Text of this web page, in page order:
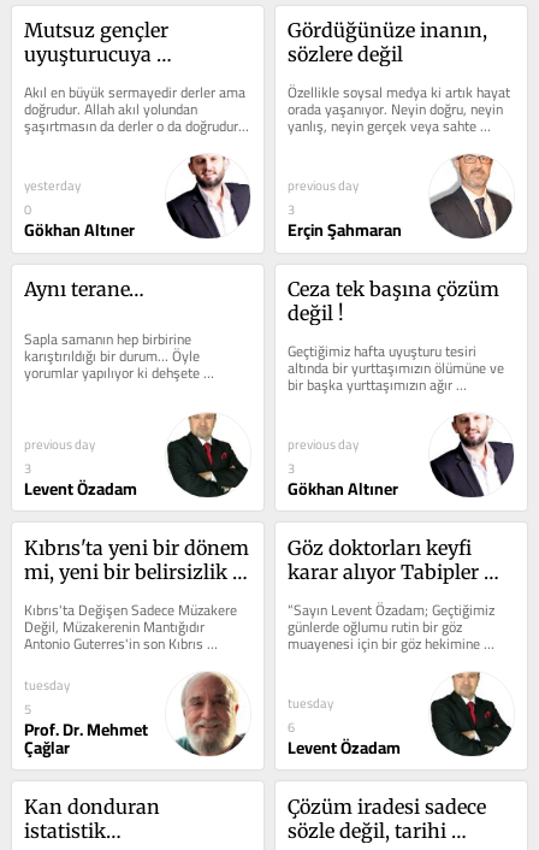
Mutsuz gençler
uyuşturucuya
Akıl en büyük sermayedir derler ama
doğrudur. Allah akıl yolundan
şaşırtmasın da derler o da doğrudur.
Toplumun en az yarısının...
yesterday
0
Gökhan Altıner
Gördüğünüze inanın,
sözlere değil
Özellikle soysal medya ki artık hayat
orada yaşanıyor. Neyin doğru, neyin
yanlış, neyin gerçek veya sahte
olduğunu anlayamıyorsunuz. Tam
previous day
3
Erçin Şahmaran
Aynı terane…
Sapla samanın hep birbirine
karıştırıldığı bir durum… Öyle
yorumlar yapılıyor ki dehşete
düşüyoruz! Öncelik tabi ki Türkiye...
previous day
3
Levent Özadam
Ceza tek başına çözüm
değil !
Geçtiğimiz hafta uyuşturu tesiri
altında bir yurttaşımızın ölümüne ve
bir başka yurttaşımızın ağır
yaralanmasına şahit olmuştuk....
previous day
3
Gökhan Altıner
Kıbrıs'ta yeni bir dönem
mi, yeni bir belirsizlik
Kıbrıs'ta Değişen Sadece Müzakere
Değil, Müzakerenin Mantığıdır
Antonio Guterres'in son Kıbrıs
tuesday
5
Prof. Dr. Mehmet
Çağlar
Göz doktorları keyfi
karar alıyor Tabipler
“Sayın Levent Özadam; Geçtiğimiz
günlerde oğlumu rutin bir göz
muayenesi için bir göz hekimine
götürdüm. Muayene sonunda hem
tuesday
6
Levent Özadam
Kan donduran
istatistik…
Çözüm iradesi sadece
sözle değil, tarihi